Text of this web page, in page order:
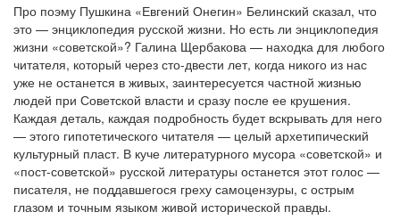
Про поэму Пушкина «Евгений Онегин» Белинский сказал, что
это — энциклопедия русской жизни. Но есть ли энциклопедия
жизни «советской»? Галина Щербакова — находка для любого
читателя, который через сто-двести лет, когда никого из нас
уже не останется в живых, заинтересуется частной жизнью
людей при Советской власти и сразу после ее крушения.
Каждая деталь, каждая подробность будет вскрывать для него
— этого гипотетического читателя — целый архетипический
культурный пласт. В куче литературного мусора «советской» и
«пост-советской» русской литературы останется этот голос —
писателя, не поддавшегося греху самоцензуры, с острым
глазом и точным языком живой исторической правды.